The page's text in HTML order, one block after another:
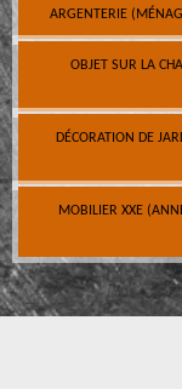
ARGENTERIE
OBJET SUR LA
DÉCORATION DE
MOBILIER XXE